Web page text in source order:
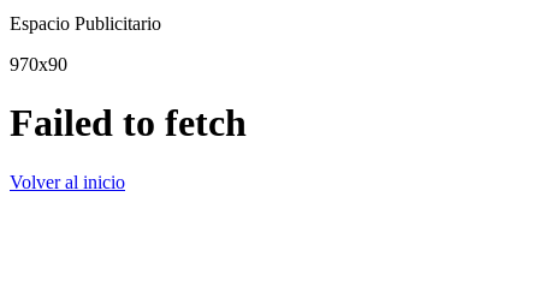
Espacio Publicitario
970x90
Failed to fetch
Volver al inicio